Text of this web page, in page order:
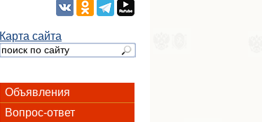
Карта сайта
Объявления
Вопрос-ответ